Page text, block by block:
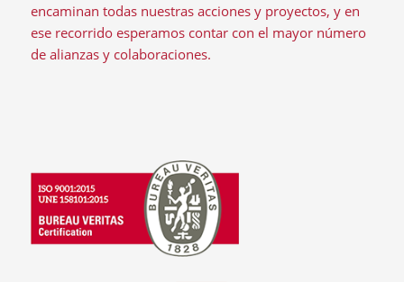
encaminan todas nuestras acciones y proyectos, y en
ese recorrido esperamos contar con el mayor número
de alianzas y colaboraciones.